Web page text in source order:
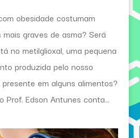
obesidade costumam
graves de asma? Será
no metilglioxal, uma pequena
produzida pelo nosso
em alguns alimentos?
Prof. Edson Antunes conta...